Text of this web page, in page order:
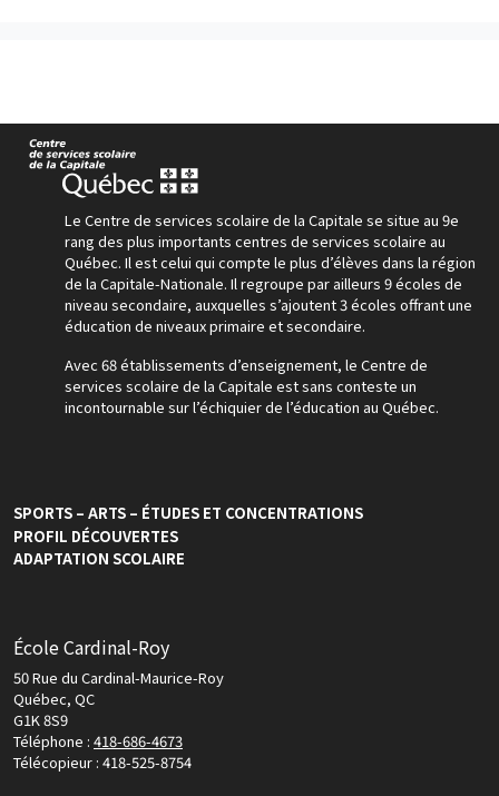
Le Centre de services scolaire de la Capitale se situe au 9e
rang des plus importants centres de services scolaire au
Québec. Il est celui qui compte le plus d’élèves dans la région
de la Capitale-Nationale. Il regroupe par ailleurs 9 écoles de
niveau secondaire, auxquelles s’ajoutent 3 écoles offrant une
éducation de niveaux primaire et secondaire.
Avec 68 établissements d’enseignement, le Centre de
services scolaire de la Capitale est sans conteste un
incontournable sur l’échiquier de l’éducation au Québec.
SPORTS – ARTS – ÉTUDES ET CONCENTRATIONS
PROFIL DÉCOUVERTES
ADAPTATION SCOLAIRE
École Cardinal-Roy
50 Rue du Cardinal-Maurice-Roy
Québec, QC
G1K 8S9
Téléphone : 418-686-4673
Télécopieur : 418-525-8754